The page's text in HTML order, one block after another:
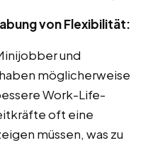
von Flexibilität:
und
möglicherweise
Work-Life-
oft eine
müssen, was zu